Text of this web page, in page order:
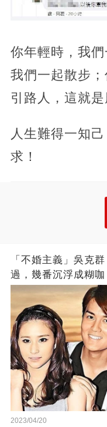
你年輕時，我們
我們一起散步
引路人，這就
人生難得一知
求！
「不婚主義」吳克
過，幾番沉浮成糊咖
2023/04/20